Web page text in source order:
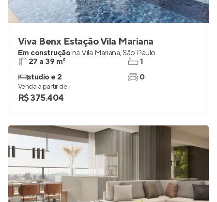
Viva Benx Estação Vila Mariana
Em construçãona Vila Mariana,São Paulo
27 a 39 m²
studio e 2
1
0
Venda a partir de
R$ 375.404